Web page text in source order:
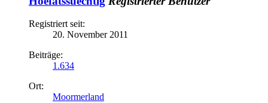
Registriert seit:
20. November 2011
Beiträge:
1.634
Ort:
Moormerland